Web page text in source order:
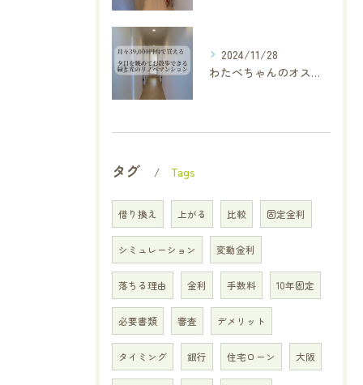
2024/11/28
わたべちゃんのオススメ厳選物件✨
タグ Tags
借り換え 上がる 比較 固定金利
シミュレーション 変動金利
落ちる理由 金利 手数料 10年固定
必要書類 審査 デメリット
タイミング 銀行 住宅ローン 大阪